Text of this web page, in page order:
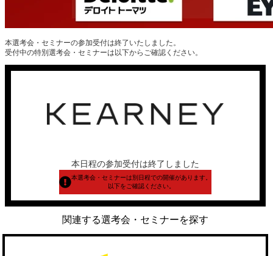
本選考会・セミナーの参加受付は終了いたしました。
受付中の特別選考会・セミナーは以下からご確認ください。
本日程の参加受付は終了しました
本選考会・セミナーは別日程での開催があります。
以下をご確認ください。
関連する選考会・セミナーを探す